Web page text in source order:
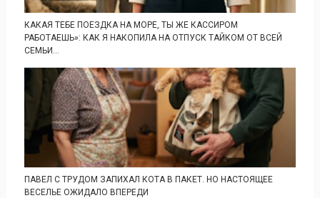
КАКАЯ ТЕБЕ ПОЕЗДКА НА МОРЕ, ТЫ ЖЕ КАССИРОМ
РАБОТАЕШЬ»: КАК Я НАКОПИЛА НА ОТПУСК ТАЙКОМ ОТ ВСЕЙ
СЕМЬИ...
ПАВЕЛ С ТРУДОМ ЗАПИХАЛ КОТА В ПАКЕТ. НО НАСТОЯЩЕЕ
ВЕСЕЛЬЕ ОЖИДАЛО ВПЕРЕДИ